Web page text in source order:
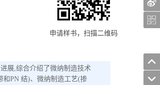
申请样书，扫描二维码
展,综合介绍了微纳制造技术
和PN 结)、微纳制造工艺(掺